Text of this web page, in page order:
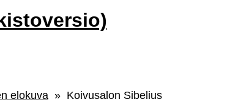
elokuva » Koivusalon Sibelius